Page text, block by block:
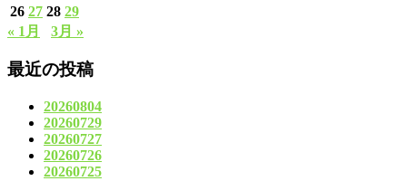
26 27 28 29
« 1月
3月 »
最近の投稿
20260804
20260729
20260727
20260726
20260725